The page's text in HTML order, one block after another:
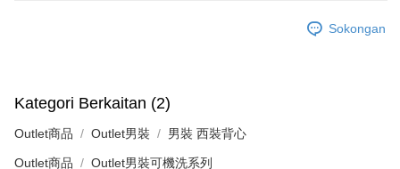
Sokongan
Kategori Berkaitan (2)
Outlet商品 Outlet男裝 男裝 西裝背心
Outlet商品 Outlet男裝可機洗系列